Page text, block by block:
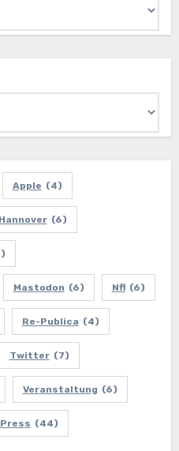
Apple (4)
(6)
Mastodon (6) Nfl (6)
Re-Publica (4)
Twitter (7)
Veranstaltung (6)
(44)